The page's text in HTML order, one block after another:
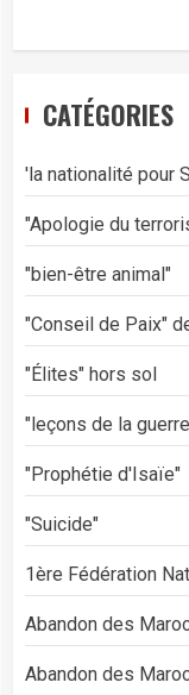
CATÉGORIES
'la nationalité pour
"Apologie du
"bien-être animal"
"Conseil de Paix"
"Élites" hors sol
"leçons de la
"Prophétie d'Isaïe"
"Suicide"
1ère Fédération
Abandon des
Abandon des